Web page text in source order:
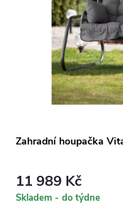
Zahradní houpačka
11 989 Kč
Skladem - do týdne